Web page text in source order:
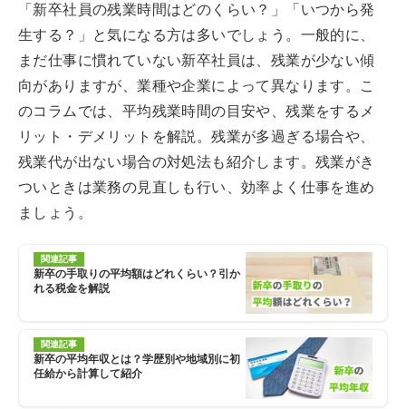
「新卒社員の残業時間はどのくらい？」「いつから発
生する？」と気になる方は多いでしょう。一般的に、
まだ仕事に慣れていない新卒社員は、残業が少ない傾
向がありますが、業種や企業によって異なります。こ
のコラムでは、平均残業時間の目安や、残業をするメ
リット・デメリットを解説。残業が多過ぎる場合や、
残業代が出ない場合の対処法も紹介します。残業がき
ついときは業務の見直しも行い、効率よく仕事を進め
ましょう。
関連記事
新卒の手取りの平均額はどれくらい？引か
れる税金を解説
関連記事
新卒の平均年収とは？学歴別や地域別に初
任給から計算して紹介